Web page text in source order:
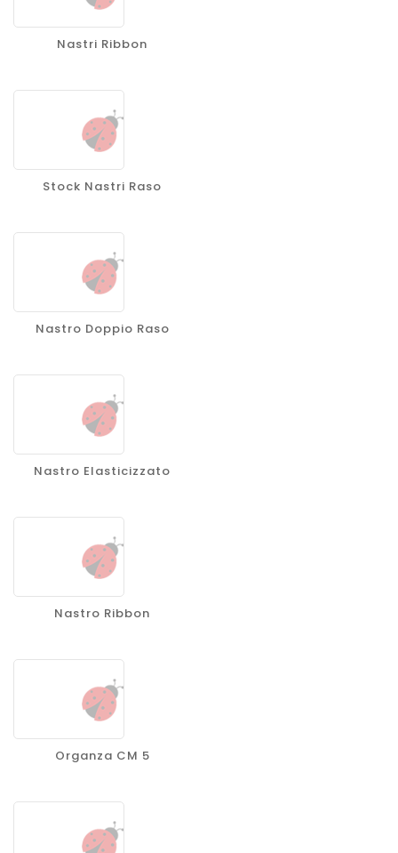
Nastri Ribbon
Stock Nastri Raso
Nastro Doppio Raso
Nastro Elasticizzato
Nastro Ribbon
Organza CM 5